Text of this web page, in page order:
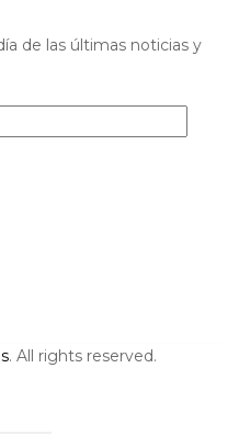
de las últimas noticias y
. All rights reserved.